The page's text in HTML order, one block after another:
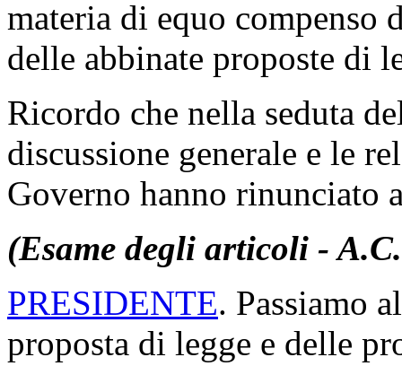
materia di equo compenso
delle abbinate proposte di
Ricordo che nella seduta
discussione generale e le
Governo hanno rinunciato
(Esame degli articoli -
PRESIDENTE. Passiamo
proposta di legge e delle